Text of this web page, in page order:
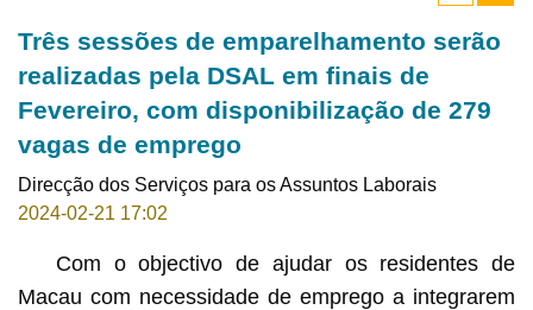
Três sessões de emparelhamento serão
realizadas pela DSAL em finais de
Fevereiro, com disponibilização de 279
vagas de emprego
Direcção dos Serviços para os Assuntos Laborais
2024-02-21 17:02
Com o objectivo de ajudar os residentes de
Macau com necessidade de emprego a integrarem